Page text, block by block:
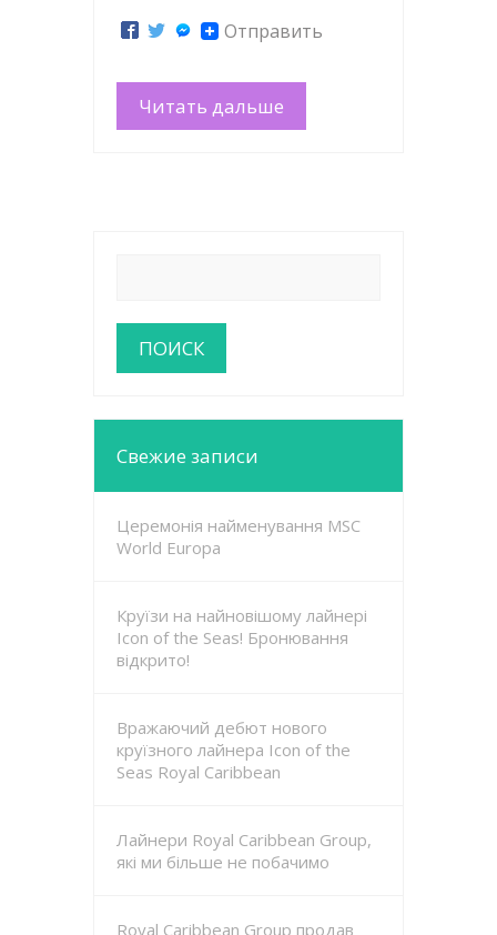
Отправить
Читать дальше
Свежие записи
Церемонія найменування MSC
World Europa
Круїзи на найновішому лайнері
Icon of the Seas! Бронювання
відкрито!
Вражаючий дебют нового
круїзного лайнера Icon of the
Seas Royal Caribbean
Лайнери Royal Caribbean Group,
які ми більше не побачимо
Royal Caribbean Group продав